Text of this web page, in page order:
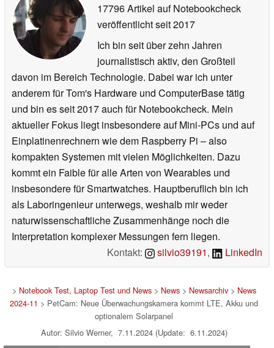
17796 Artikel auf Notebookcheck
veröffentlichtseit 2017
Ich bin seit über zehn Jahren
journalistisch aktiv, den Großteil
davon im Bereich Technologie. Dabei war ich unter
anderem für Tom's Hardware und ComputerBase tätig
und bin es seit 2017 auch für Notebookcheck. Mein
aktueller Fokus liegt insbesondere auf Mini-PCs und auf
Einplatinenrechnern wie dem Raspberry Pi – also
kompakten Systemen mit vielen Möglichkeiten. Dazu
kommt ein Faible für alle Arten von Wearables und
insbesondere für Smartwatches. Hauptberuflich bin ich
als Laboringenieur unterwegs, weshalb mir weder
naturwissenschaftliche Zusammenhänge noch die
Interpretation komplexer Messungen fern liegen.
Kontakt:
silvio39191, LinkedIn
> Notebook Test, Laptop Test und News> News> Newsarchiv> News
2024-11 > PetCam: Neue Überwachungskamera kommt LTE, Akku und
optionalem Solarpanel
Autor: Silvio Werner, 7.11.2024 (Update: 6.11.2024)